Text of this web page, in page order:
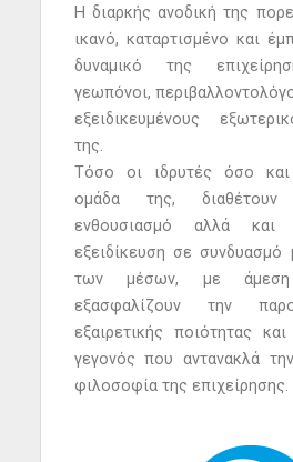
Η διαρκής ανοδική της
ικανό, καταρτισμένο και
δυναμικό της
γεωπόνοι,
εξειδικευμένους
της.
Τόσο οι ιδρυτές όσο και
ομάδα της, διαθέτουν
ενθουσιασμό αλλά και
εξειδίκευση σε συνδυασμό
των μέσων, με άμεση
εξασφαλίζουν την
εξαιρετικής ποιότητας
γεγονός που αντανακλά
φιλοσοφία της επιχείρησης.